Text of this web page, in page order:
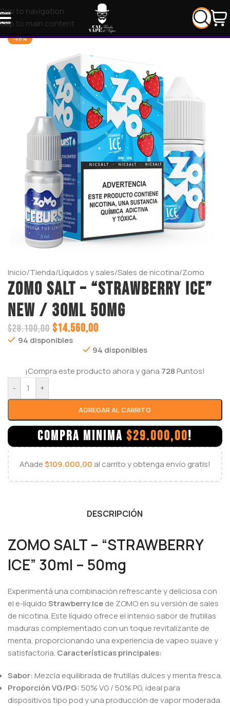
Skip to navigation
Skip to main content
-48%
Inicio/Tienda/Líquidos y sales/Sales de nicotina/Zomo
ZOMO SALT – “STRAWBERRY ICE”
NEW / 30ml 50mg
$28.100,00 $14.560,00
94 disponibles
94 disponibles
¡Compra este producto ahora y gana 728Puntos!
-
+
AGREGAR AL CARRITO
COMPRA MINIMA $29.000,00!
Añade$109.000,00 al carrito y obtenga envío gratis!
DESCRIPCIÓN
ZOMO SALT – “STRAWBERRY
ICE” 30ml – 50mg
Experimentá una combinación refrescante y deliciosa con
el e-líquidoStrawberry Icede ZOMO en su versión de sales
de nicotina. Este líquido ofrece el intenso sabor de frutillas
maduras complementado con un toque revitalizante de
menta, proporcionando una experiencia de vapeo suave y
satisfactoria. Características principales:
Sabor:Mezcla equilibrada de frutillas dulces y menta fresca.
Proporción VG/PG:50% VG / 50% PG, ideal para
dispositivos tipo pod y una producción de vapor moderada.